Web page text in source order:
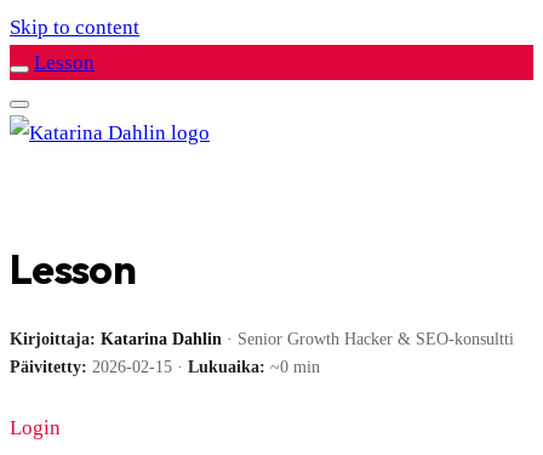
Skip to content
Lesson
Lesson
Kirjoittaja: Katarina Dahlin · Senior Growth Hacker & SEO-konsultti
Päivitetty: 2026-02-15 · Lukuaika: ~0 min
Login